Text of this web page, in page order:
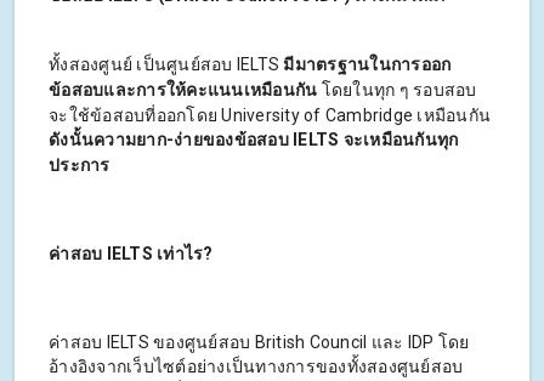
ทั้งสองศูนย์ เป็นศูนย์สอบ IELTS มีมาตรฐานในการออก
ข้อสอบและการให้คะแนนเหมือนกัน โดยในทุก ๆ รอบสอบ
จะใช้ข้อสอบที่ออกโดย University of Cambridge เหมือนกัน
ดังนั้นความยาก-ง่ายของข้อสอบ IELTS จะเหมือนกันทุก
ประการ
ค่าสอบ IELTS เท่าไร?
ค่าสอบ IELTS ของศูนย์สอบ British Council และ IDP โดย
อ้างอิงจากเว็บไซต์อย่างเป็นทางการของทั้งสองศูนย์สอบ